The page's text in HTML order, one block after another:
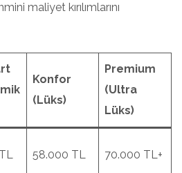
maliyet kırılımlarını
Konfor
(Lüks)
Premium
(Ultra
Lüks)
58.000 TL 70.000 TL+